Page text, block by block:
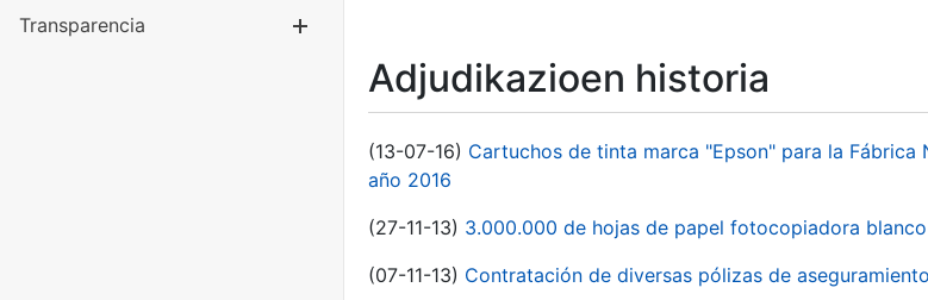
Transparencia
Adjudikazioen historia
(13-07-16) Cartuchos de tinta marca "Epson" para la Fábrica
año 2016
(27-11-13) 3.000.000 de hojas de papel fotocopiadora
(07-11-13) Contratación de diversas pólizas de